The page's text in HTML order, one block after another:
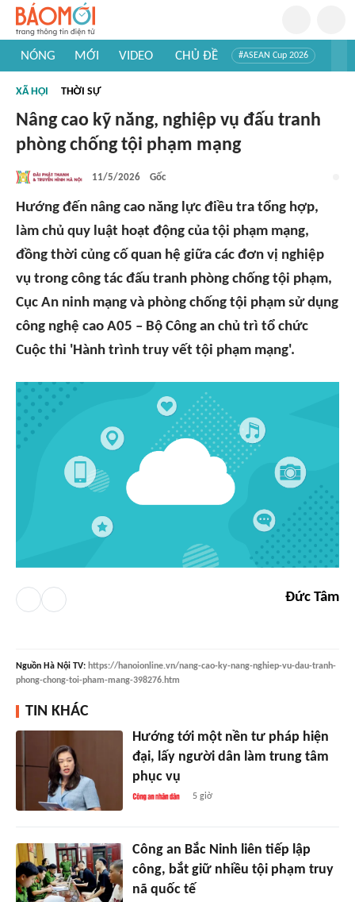
NÓNG MỚI VIDEO CHỦ ĐỀ #ASEAN Cup 2026
#Khám phá thế giới
XÃ HỘI THỜI SỰ
Nâng cao kỹ năng, nghiệp vụ đấu tranh
phòng chống tội phạm mạng
11/5/2026 Gốc
Hướng đến nâng cao năng lực điều tra tổng hợp,
làm chủ quy luật hoạt động của tội phạm mạng,
đồng thời củng cố quan hệ giữa các đơn vị nghiệp
vụ trong công tác đấu tranh phòng chống tội phạm,
Cục An ninh mạng và phòng chống tội phạm sử dụng
công nghệ cao A05 – Bộ Công an chủ trì tổ chức
Cuộc thi 'Hành trình truy vết tội phạm mạng'.
Đức Tâm
Nguồn Hà Nội TV: https://hanoionline.vn/nang-cao-ky-nang-nghiep-vu-dau-tranh-
phong-chong-toi-pham-mang-398276.htm
TIN KHÁC
Hướng tới một nền tư pháp hiện
đại, lấy người dân làm trung tâm
phục vụ
5 giờ
Công an Bắc Ninh liên tiếp lập
công, bắt giữ nhiều tội phạm truy
nã quốc tế